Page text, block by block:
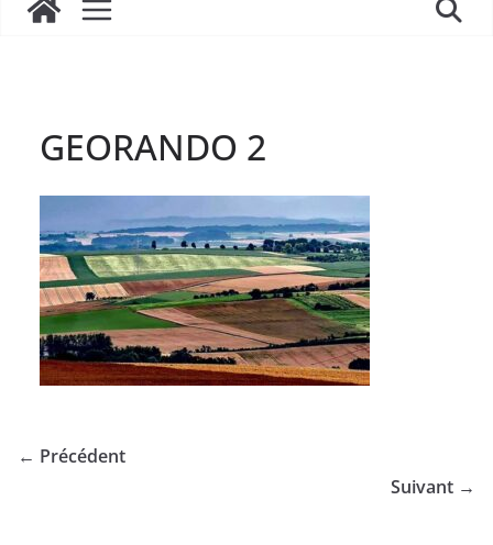
GEORANDO 2
← Précédent
Suivant →